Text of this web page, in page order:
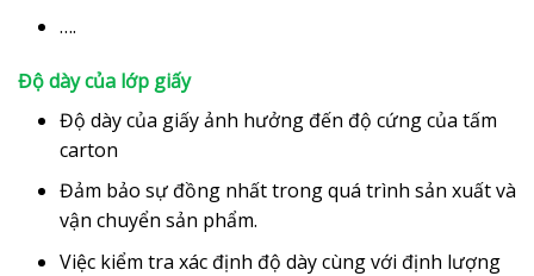
….
Độ dày của lớp giấy
Độ dày của giấy ảnh hưởng đến độ cứng của tấm
carton
Đảm bảo sự đồng nhất trong quá trình sản xuất và
vận chuyển sản phẩm.
Việc kiểm tra xác định độ dày cùng với định lượng